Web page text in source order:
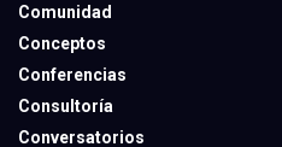
Comunidad
Conceptos
Conferencias
Consultoría
Conversatorios